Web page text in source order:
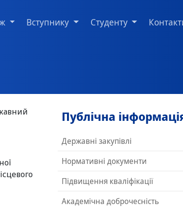
Вступнику Студенту
Публічна
Державні закупівлі
Нормативні документи
Підвищення кваліфікації
Академічна доброчесність